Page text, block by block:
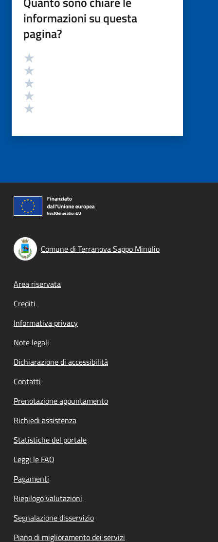
informazioni su questa
pagina?
Valutazione
Comune di Terranova Sappo Minulio
Footer menu
Area riservata
Crediti
Informativa privacy
Note legali
Dichiarazione di accessibilità
Contatti
Prenotazione appuntamento
Richiedi assistenza
Statistiche del portale
Leggi le FAQ
Pagamenti
Riepilogo valutazioni
Segnalazione disservizio
Piano di miglioramento dei servizi